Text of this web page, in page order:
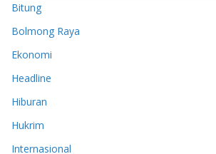
Bitung
Bolmong Raya
Ekonomi
Headline
Hiburan
Hukrim
Internasional